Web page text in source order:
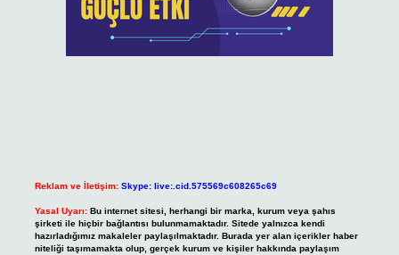
Reklam ve İletişim: Skype: live:.cid.575569c608265c69
Yasal Uyarı: Bu internet sitesi, herhangi bir marka, kurum veya şahıs
şirketi ile hiçbir bağlantısı bulunmamaktadır. Sitede yalnızca kendi
hazırladığımız makaleler paylaşılmaktadır. Burada yer alan içerikler haber
niteliği taşımamakta olup, gerçek kurum ve kişiler hakkında paylaşım